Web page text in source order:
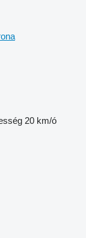
20 km/ó